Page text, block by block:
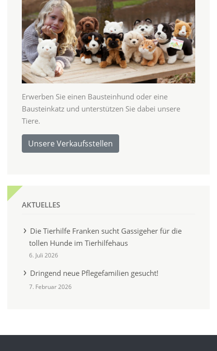
Erwerben Sie einen Bausteinhund oder eine
Bausteinkatz und unterstützen Sie dabei unsere
Tiere.
Unsere Verkaufsstellen
AKTUELLES
Die Tierhilfe Franken sucht Gassigeher für die
tollen Hunde im Tierhilfehaus
6. Juli 2026
Dringend neue Pflegefamilien gesucht!
7. Februar 2026